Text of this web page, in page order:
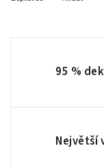
95 %
Největší